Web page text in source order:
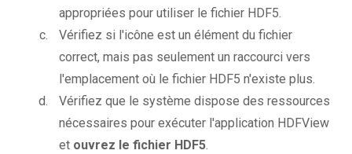
appropriées pour utiliser le fichier HDF5.
Vérifiez si l'icône est un élément du fichier
correct, mais pas seulement un raccourci vers
l'emplacement où le fichier HDF5 n'existe plus.
Vérifiez que le système dispose des ressources
nécessaires pour exécuter l'application HDFView
et ouvrez le fichier HDF5.